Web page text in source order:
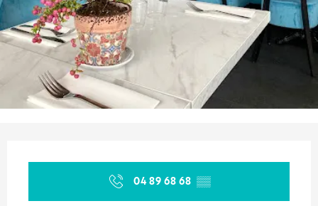
04 89 68 68 ▒▒